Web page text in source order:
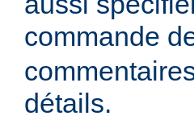
commande
détails.